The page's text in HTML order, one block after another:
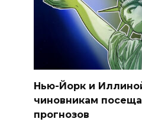
Нью-Йорк и
чиновникам
прогнозов